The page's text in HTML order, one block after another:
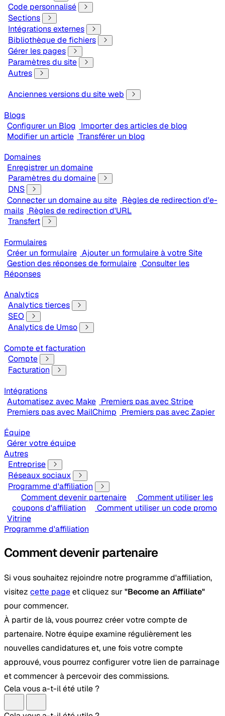
Code personnalisé
Sections
Intégrations externes
Bibliothèque de fichiers
Gérer les pages
Paramètres du site
Autres
Anciennes versions du site web
Blogs
Configurer un Blog Importer des articles de blog
Modifier un article Transférer un blog
Domaines
Enregistrer un domaine
Paramètres du domaine
DNS
Connecter un domaine au site Règles de redirection d'e-
mails Règles de redirection d'URL
Transfert
Formulaires
Créer un formulaire Ajouter un formulaire à votre Site
Gestion des réponses de formulaire Consulter les
Réponses
Analytics
Analytics tierces
SEO
Analytics de Umso
Compte et facturation
Compte
Facturation
Intégrations
Automatisez avec Make Premiers pas avec Stripe
Premiers pas avec MailChimp Premiers pas avec Zapier
Équipe
Gérer votre équipe
Autres
Entreprise
Réseaux sociaux
Programme d'affiliation
Comment devenir partenaire
Comment utiliser les
coupons d'affiliation
Comment utiliser un code promo
Vitrine
Programme d'affiliation
Comment devenir partenaire
Si vous souhaitez rejoindre notre programme d'affiliation,
visitez cette pageet cliquez sur"Become an Affiliate"
pour commencer.
À partir de là, vous pourrez créer votre compte de
partenaire. Notre équipe examine régulièrement les
nouvelles candidatures et, une fois votre compte
approuvé, vous pourrez configurer votre lien de parrainage
et commencer à percevoir des commissions.
Cela vous a-t-il été utile ?